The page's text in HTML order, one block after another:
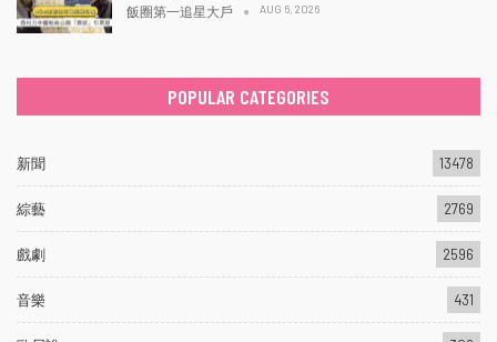
飯圈第一追星大戶 AUG 6, 2026
POPULAR CATEGORIES
新聞 13478
綜藝 2769
戲劇 2596
音樂 431